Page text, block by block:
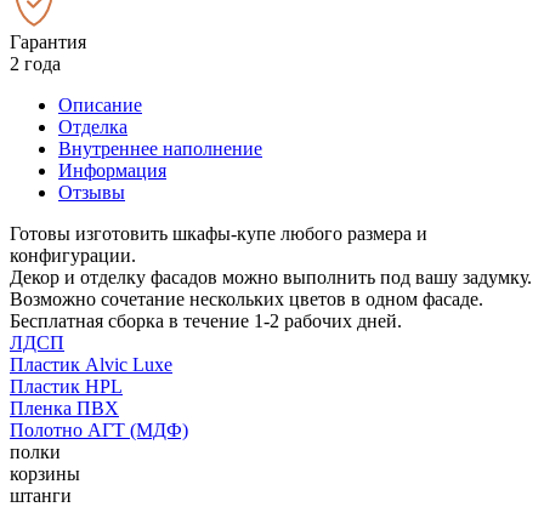
Гарантия
2 года
Описание
Отделка
Внутреннее наполнение
Информация
Отзывы
Готовы изготовить шкафы-купе любого размера и
конфигурации.
Декор и отделку фасадов можно выполнить под вашу задумку.
Возможно сочетание нескольких цветов в одном фасаде.
Бесплатная сборка в течение 1-2 рабочих дней.
ЛДСП
Пластик Alvic Luxe
Пластик HPL
Пленка ПВХ
Полотно АГТ (МДФ)
полки
корзины
штанги